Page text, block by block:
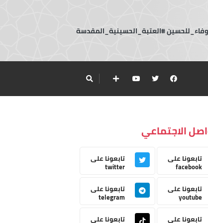
#العتبة_الحسينية_المقدسة
الاجتماعي
تابعونا على
facebook
تابعونا على
twitter
تابعونا على
youtube
تابعونا على
telegram
تابعونا على
تابعونا على